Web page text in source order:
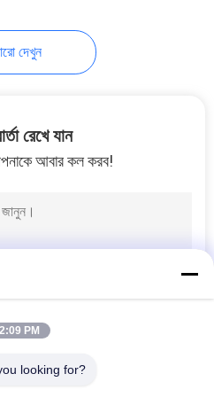
দেখুন
রেখে যান
আবার কল করব!
PM
looking for?